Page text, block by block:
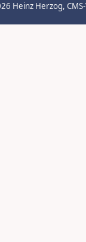
Heinz Herzog,